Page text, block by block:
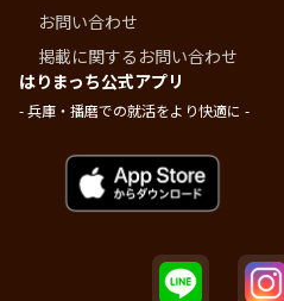
お問い合わせ
掲載に関するお問い合わせ
はりまっち公式アプリ
- 兵庫・播磨での就活をより快適に -